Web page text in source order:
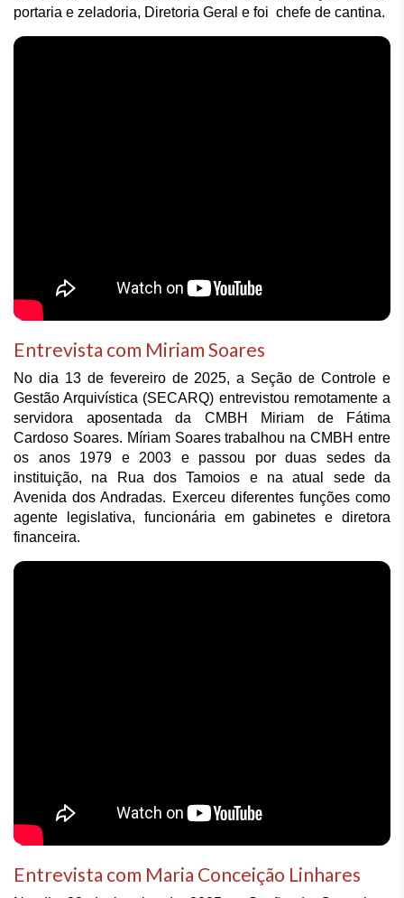
portaria e zeladoria, Diretoria Geral e foi  chefe de cantina.
Entrevista com Miriam Soares
No dia 13 de fevereiro de 2025, a Seção de Controle e
Gestão Arquivística (SECARQ) entrevistou remotamente a
servidora aposentada da CMBH Miriam de Fátima
Cardoso Soares. Míriam Soares trabalhou na CMBH entre
os anos 1979 e 2003 e passou por duas sedes da
instituição, na Rua dos Tamoios e na atual sede da
Avenida dos Andradas. Exerceu diferentes funções como
agente legislativa, funcionária em gabinetes e diretora
financeira.
Entrevista com Maria Conceição Linhares